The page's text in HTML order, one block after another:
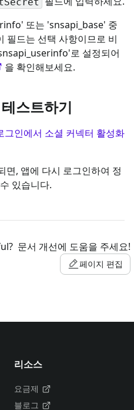
또는 'snsapi_base' 중
필드는 선택 사항이므로 비
로 설정되어
을 확인해보세요.
스트하기
그인에서 소셜 커넥터 활성화
면, 앱에 다시 로그인하여 정
있습니다.
문서 개선에 도움을 주세요!
페이지 편집
리소스
요금제
블로그